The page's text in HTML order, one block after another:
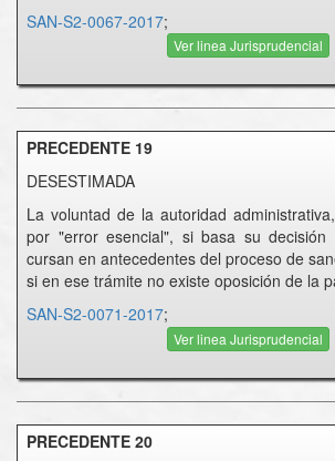
SAN-S2-0067-2017;
Ver linea Jurisprudencial
PRECEDENTE 19
DESESTIMADA
La voluntad de la autoridad
por "error esencial", si basa su decisión
cursan en antecedentes del proceso de
si en ese trámite no existe oposición de la
SAN-S2-0071-2017;
Ver linea Jurisprudencial
PRECEDENTE 20